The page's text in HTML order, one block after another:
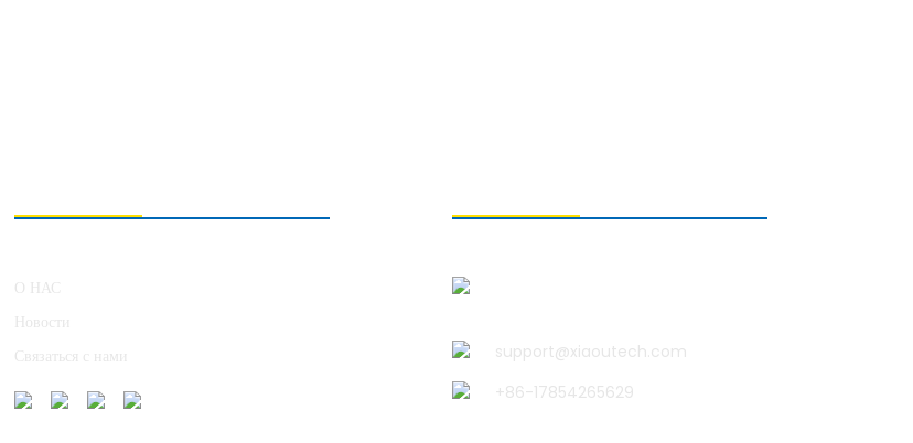
support@xiaoutech.com
+86-17854265629
О НАС
Новости
Связаться с нами